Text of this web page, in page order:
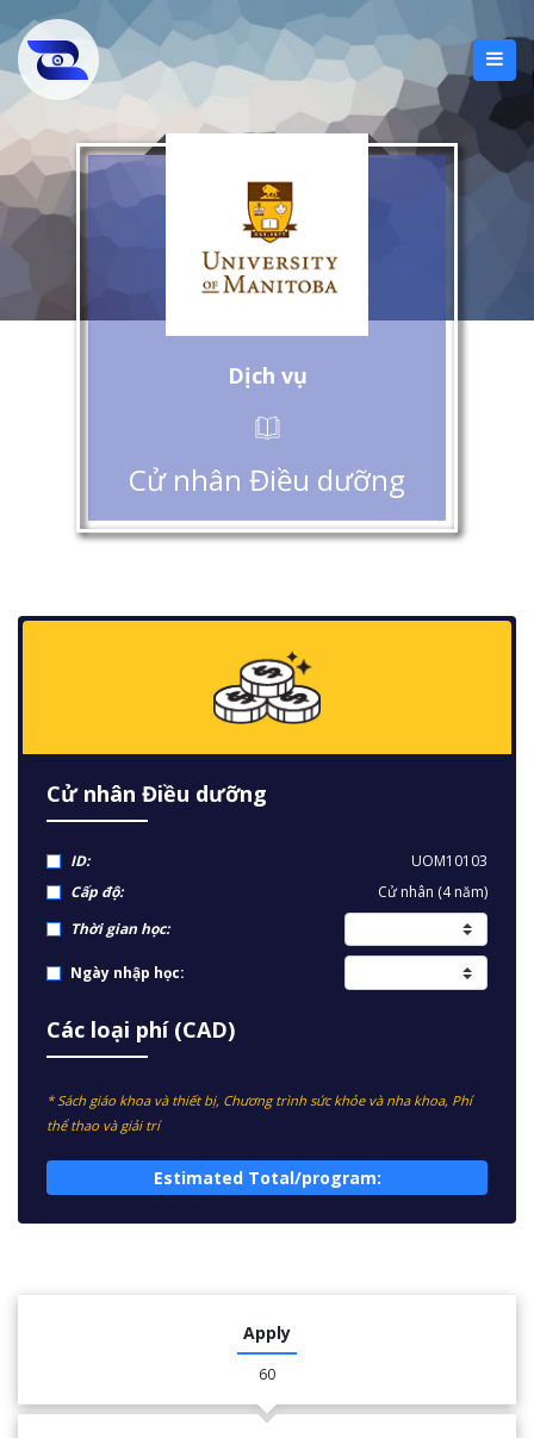
Dịch vụ
Cử nhân Điều dưỡng
Cử nhân Điều dưỡng
ID:
UOM10103
Cấp độ:
Cử nhân (4 năm)
Thời gian học:
Ngày nhập học:
Các loại phí (CAD)
* Sách giáo khoa và thiết bị, Chương trình sức khỏe và nha khoa, Phí
thể thao và giải trí
Estimated Total/program:
Apply
60